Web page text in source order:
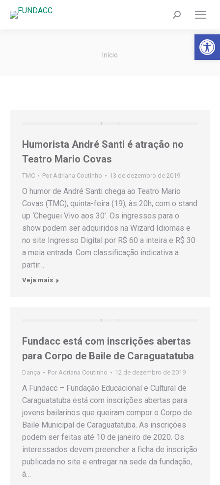
Barra de
Search:
Você está aqui:
Início
Humorista André Santi é atração no
Teatro Mario Covas
TMC Por Adriana Coutinho 13 de dezembro de 2019
O humor de André Santi chega ao Teatro Mario
Covas (TMC), quinta-feira (19), às 20h, com o stand
up ‘Cheguei Vivo aos 30’. Os ingressos para o
show podem ser adquiridos na Wizard Idiomas e
no site Ingresso Digital por R$ 60 a inteira e R$ 30
a meia entrada. Com classificação indicativa a
partir…
Veja mais
Fundacc está com inscrições abertas
para Corpo de Baile de Caraguatatuba
Dança Por Adriana Coutinho 12 de dezembro de 2019
A Fundacc – Fundação Educacional e Cultural de
Caraguatatuba está com inscrições abertas para
jovens bailarinos que queiram compor o Corpo de
Baile Municipal de Caraguatatuba. As inscrições
podem ser feitas até 10 de janeiro de 2020. Os
interessados devem preencher a ficha de inscrição
publicada no site e entregar na sede da fundação,
à…